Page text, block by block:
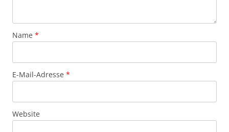
Name *
E-Mail-Adresse *
Website